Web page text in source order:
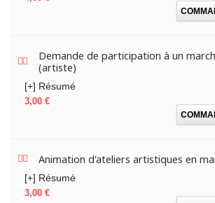
Demande de participation à un
(artiste)
[+] Résumé
Prix
3,00 €
Animation d'ateliers artistiques en
[+] Résumé
Prix
3,00 €